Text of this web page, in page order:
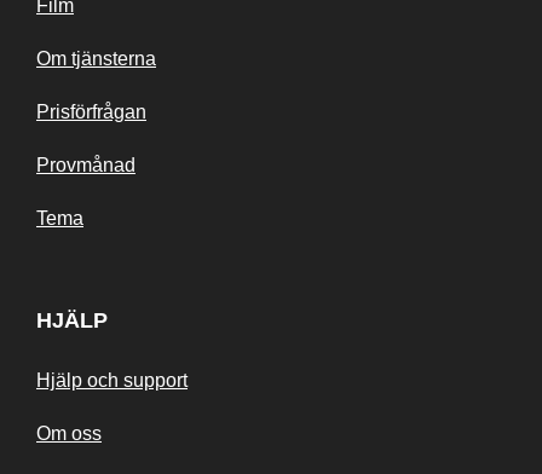
Film
Om tjänsterna
Prisförfrågan
Provmånad
Tema
HJÄLP
Hjälp och support
Om oss